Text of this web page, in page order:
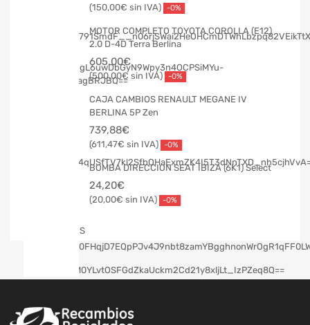
150,00€ -0%
MOTOR COMPLETO TOYOTA COROLLA (E12)
2.0 D-4D Terra Berlina
605,00€
500,00€ -0%
CAJA CAMBIOS RENAULT MEGANE IV
BERLINA 5P Zen
739,88€
611,47€ -0%
BOMBA DIRECCION SEAT IBIZA (6K1) Select
24,20€
20,00€ -0%